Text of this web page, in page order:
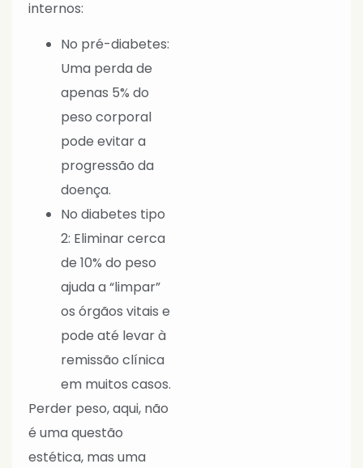
internos:
No pré-diabetes:
Uma perda de
apenas 5% do
peso corporal
pode evitar a
progressão da
doença.
No diabetes tipo
2: Eliminar cerca
de 10% do peso
ajuda a “limpar”
os órgãos vitais e
pode até levar à
remissão clínica
em muitos casos.
Perder peso, aqui, não
é uma questão
estética, mas uma